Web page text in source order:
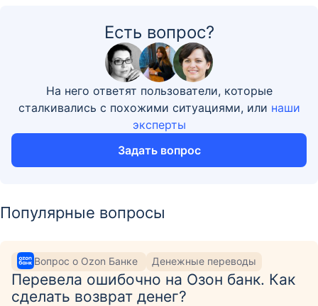
Есть вопрос?
На него ответят пользователи, которые
сталкивались с похожими ситуациями, или наши
эксперты
Задать вопрос
Популярные вопросы
Вопрос о Ozon Банке Денежные переводы
Перевела ошибочно на Озон банк. Как
сделать возврат денег?